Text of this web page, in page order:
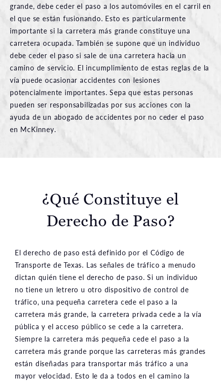
grande, debe ceder el paso a los automóviles en el carril en
el que se están fusionando. Esto es particularmente
importante si la carretera más grande constituye una
carretera ocupada. También se supone que un individuo
debe ceder el paso si sale de una carretera hacia un
camino de servicio. El incumplimiento de estas reglas de la
vía puede ocasionar accidentes con lesiones
potencialmente importantes. Sepa que estas personas
pueden ser responsabilizadas por sus acciones con la
ayuda de un abogado de accidentes por no ceder el paso
en McKinney.
¿Qué Constituye el
Derecho de Paso?
El derecho de paso está definido por el Código de
Transporte de Texas. Las señales de tráfico a menudo
dictan quién tiene el derecho de paso. Si un individuo
no tiene un letrero u otro dispositivo de control de
tráfico, una pequeña carretera cede el paso a la
carretera más grande, la carretera privada cede a la vía
pública y el acceso público se cede a la carretera.
Siempre la carretera más pequeña cede el paso a la
carretera más grande porque las carreteras más grandes
están diseñadas para transportar más tráfico a una
mayor velocidad. Esto le da a todos en el camino la